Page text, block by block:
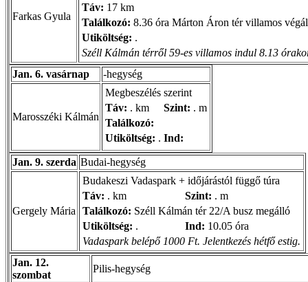
Farkas Gyula
Táv: 17 km
Találkozó: 8.36 óra Márton Áron tér villamos
Utiköltség: .
Széll Kálmán térről 59-es villamos indul 8.13
Jan. 6. vasárnap
-hegység
Marosszéki Kálmán
Megbeszélés szerint
Táv: . km Szint: . m
Találkozó:
Utiköltség: . Ind:
Jan. 9. szerda Budai-hegység
Gergely Mária
Budakeszi Vadaspark + időjárástól függő túra
Táv: . km Szint: . m
Találkozó: Széll Kálmán tér 22/A busz megálló
Utiköltség: . Ind: 10.05 óra
Vadaspark belépő 1000 Ft. Jelentkezés hétfő estig.
Jan. 12.
szombat
Pilis-hegység